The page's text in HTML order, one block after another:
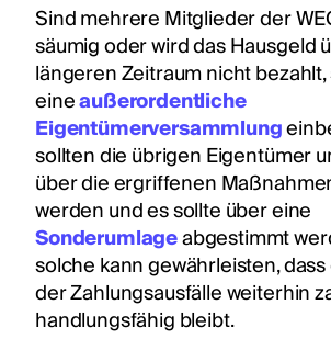
Sind mehrere Mitglieder der
säumig oder wird das Hausgeld
längeren Zeitraum nicht
eineaußerordentliche
Eigentümerversammlung
sollten die übrigen Eigentümer
über die ergriffenen
werden und es sollte über eine
Sonderumlageabgestimmt
solche kann gewährleisten,
der Zahlungsausfälle weiterhin
handlungsfähig bleibt.